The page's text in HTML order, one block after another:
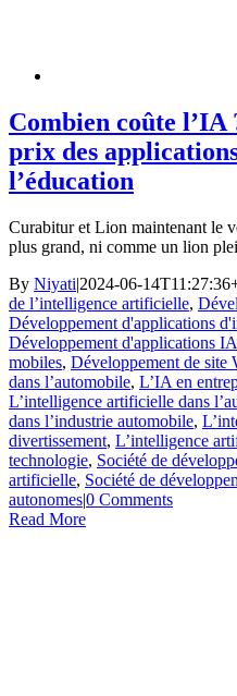
Combien coûte l’IA
prix des
l’éducation
Curabitur et Lion maintenant le
plus grand, ni comme un lion
By Niyati|2024-06-
de l’intelligence artificielle,
Développement d'applications
Développement d'applications IA
mobiles, Développement de site
dans l’automobile, L’IA en
L’intelligence artificielle dans
dans l’industrie automobile,
divertissement, L’intelligence
technologie, Société de
artificielle, Société de
autonomes|0 Comments
Read More